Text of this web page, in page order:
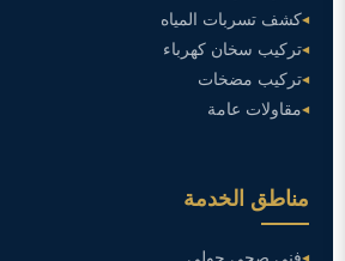
كشف تسربات المياه
تركيب سخان كهرباء
تركيب مضخات
مقاولات عامة
مناطق الخدمة